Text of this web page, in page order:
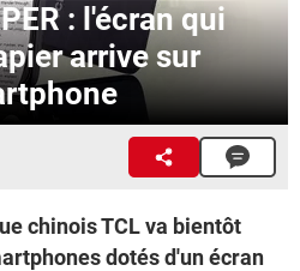
: l'écran qui
arrive sur
chinois TCL va bientôt
dotés d'un écran